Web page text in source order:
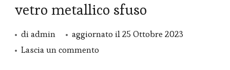
vetro metallico sfuso
diadmin aggiornato il25 Ottobre 2023
Lascia un commento